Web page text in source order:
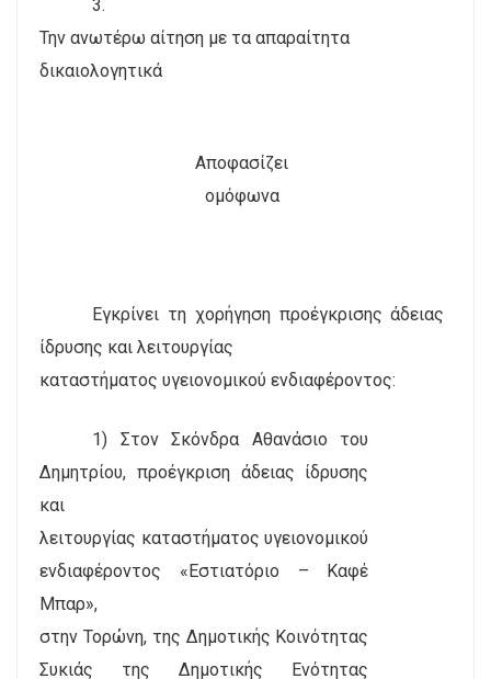
3.
Την ανωτέρω αίτηση με τα απαραίτητα
δικαιολογητικά
Αποφασίζει
ομόφωνα
Εγκρίνει τη χορήγηση προέγκρισης άδειας
ίδρυσης και λειτουργίας
καταστήματος υγειονομικού ενδιαφέροντος:
1) Στον Σκόνδρα Αθανάσιο του
Δημητρίου, προέγκριση άδειας ίδρυσης
και
λειτουργίας καταστήματος υγειονομικού
ενδιαφέροντος «Εστιατόριο – Καφέ
Μπαρ»,
στην Τορώνη, της Δημοτικής Κοινότητας
Συκιάς της Δημοτικής Ενότητας